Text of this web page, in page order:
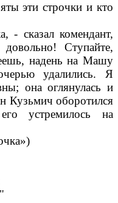
эти строчки и кто
сказал комендант,
Ступайте,
надень на Машу
удалились. Я
она оглянулась и
Кузьмич оборотился
устремилось на